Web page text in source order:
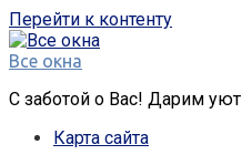
Перейти к контенту
Все окна
С заботой о Вас! Дарим
Карта сайта